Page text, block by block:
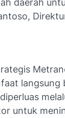
daerah
langsung
untuk